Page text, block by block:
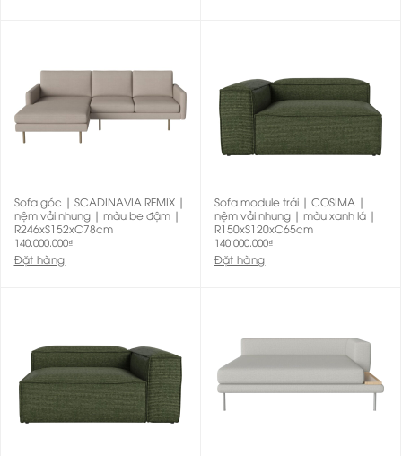
Sofa góc | SCADINAVIA REMIX |
nệm vải nhung | màu be đậm |
R246xS152xC78cm
140.000.000₫
Đặt hàng
Sofa module trái | COSIMA |
nệm vải nhung | màu xanh lá |
R150xS120xC65cm
140.000.000₫
Đặt hàng